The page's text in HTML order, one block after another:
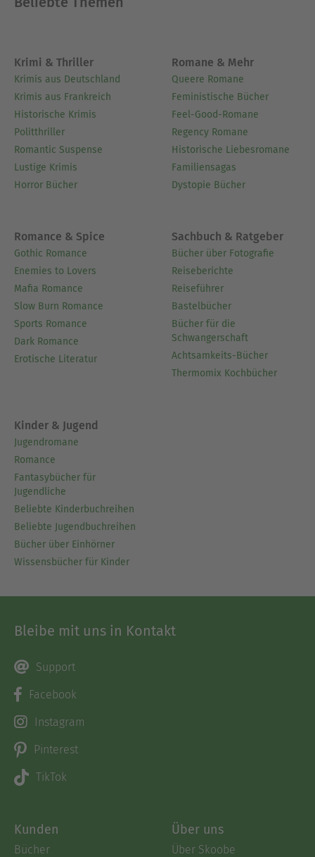
Krimi & Thriller
Krimis aus Deutschland
Krimis aus Frankreich
Historische Krimis
Politthriller
Romantic Suspense
Lustige Krimis
Horror Bücher
Romane & Mehr
Queere Romane
Feministische Bücher
Feel-Good-Romane
Regency Romane
Historische Liebesromane
Familiensagas
Dystopie Bücher
Romance & Spice
Gothic Romance
Enemies to Lovers
Mafia Romance
Slow Burn Romance
Sports Romance
Dark Romance
Erotische Literatur
Sachbuch & Ratgeber
Bücher über Fotografie
Reiseberichte
Reiseführer
Bastelbücher
Bücher für die
Schwangerschaft
Achtsamkeits-Bücher
Thermomix Kochbücher
Kinder & Jugend
Jugendromane
Romance
Fantasybücher für
Jugendliche
Beliebte Kinderbuchreihen
Beliebte Jugendbuchreihen
Bücher über Einhörner
Wissensbücher für Kinder
Bleibe mit uns in Kontakt
Support
Facebook
Instagram
Pinterest
TikTok
Kunden
Bücher
Über uns
Über Skoobe